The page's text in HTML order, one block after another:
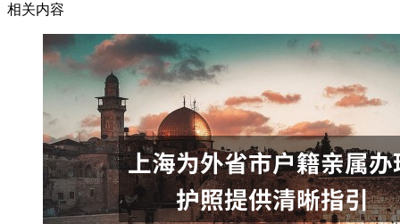
相关内容